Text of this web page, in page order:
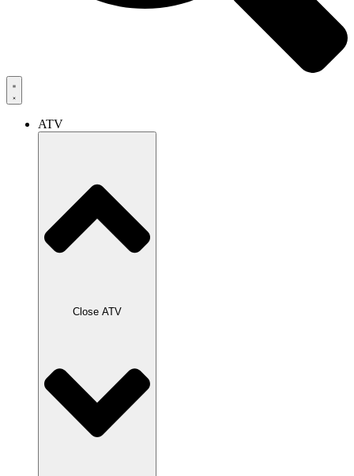
ATV
Close ATV